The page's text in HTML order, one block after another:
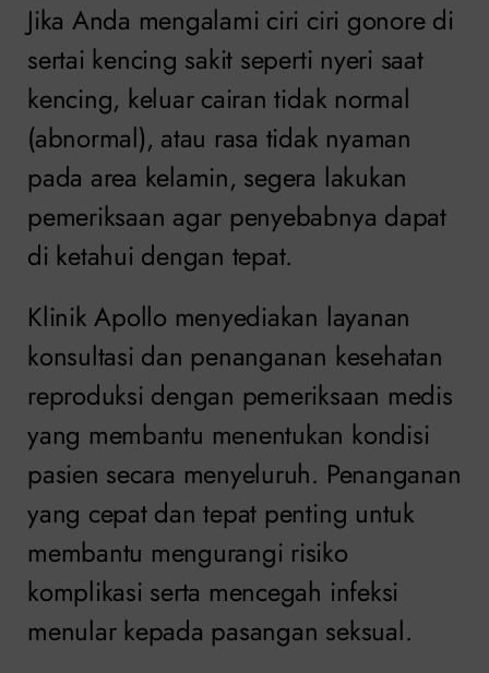
Jika Anda mengalami ciri ciri gonore di
sertai kencing sakit seperti nyeri saat
kencing, keluar cairan tidak normal
(abnormal), atau rasa tidak nyaman
pada area kelamin, segera lakukan
pemeriksaan agar penyebabnya dapat
di ketahui dengan tepat.
Klinik Apollo menyediakan layanan
konsultasi dan penanganan kesehatan
reproduksi dengan pemeriksaan medis
yang membantu menentukan kondisi
pasien secara menyeluruh. Penanganan
yang cepat dan tepat penting untuk
membantu mengurangi risiko
komplikasi serta mencegah infeksi
menular kepada pasangan seksual.